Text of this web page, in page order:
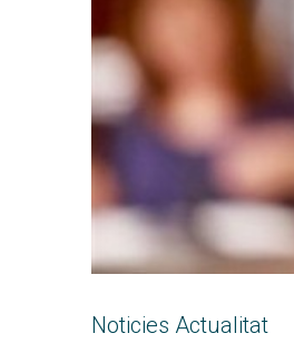
Noticies Actualitat